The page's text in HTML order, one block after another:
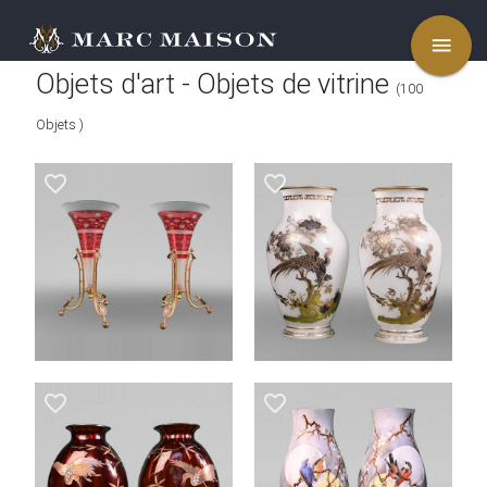
menu
Objets d'art - Objets de vitrine (100
Objets )
favorite_border favorite_border
favorite_border favorite_border